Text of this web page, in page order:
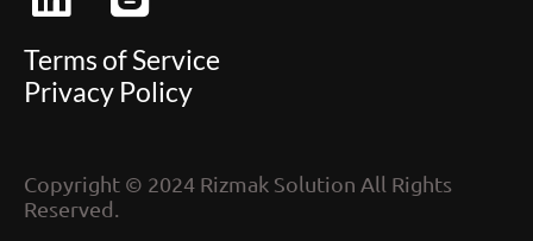
Terms of Service
Privacy Policy
Copyright © 2024 Rizmak Solution All Rights
Reserved.